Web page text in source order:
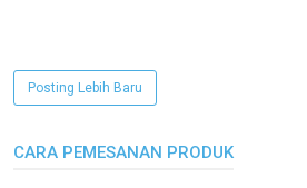
Posting Lebih Baru
CARA PEMESANAN PRODUK